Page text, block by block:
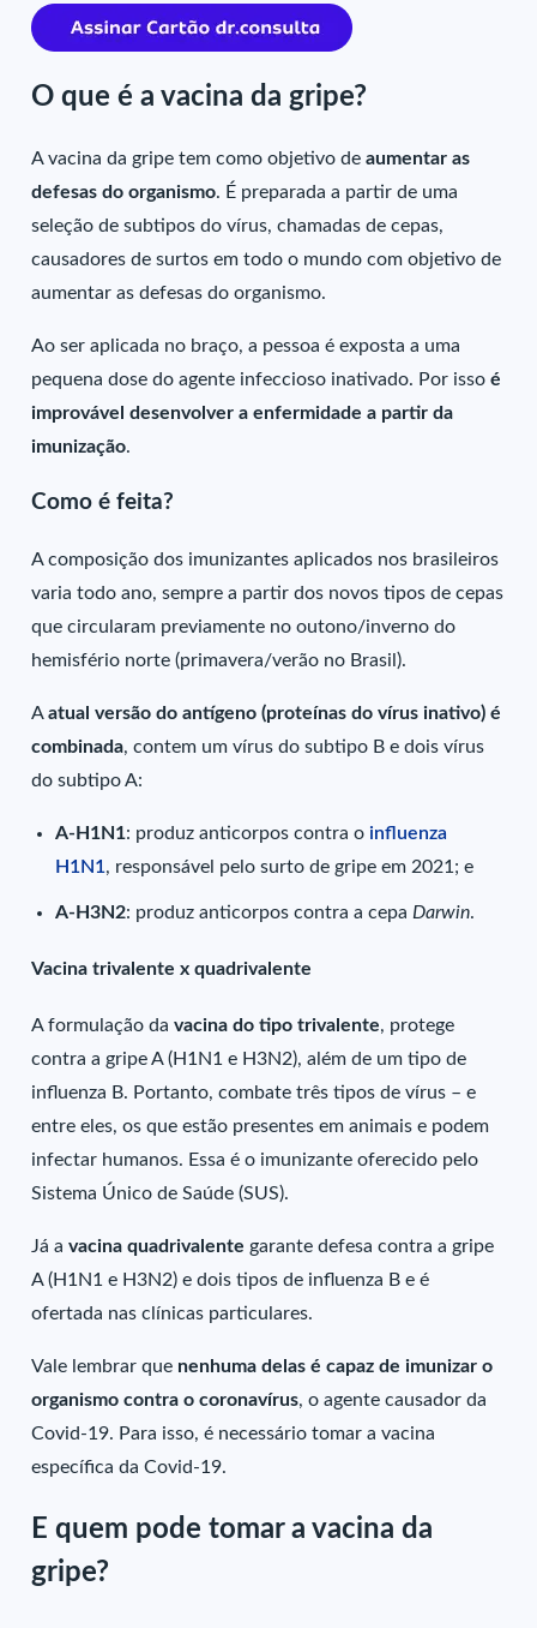
O que é a vacina da gripe?
A vacina da gripe tem como objetivo deaumentar as
defesas do organismo. É preparada a partir de uma
seleção de subtipos do vírus, chamadas de cepas,
causadores de surtos em todo o mundo com objetivo de
aumentar as defesas do organismo.
Ao ser aplicada no braço, a pessoa é exposta a uma
pequena dose do agente infeccioso inativado. Por issoé
improvável desenvolver a enfermidade a partir da
imunização.
Como é feita?
A composição dos imunizantes aplicados nos brasileiros
varia todo ano, sempre a partir dos novos tipos de cepas
que circularam previamente no outono/inverno do
hemisfério norte (primavera/verão no Brasil).
Aatual versão do antígeno (proteínas do vírus inativo) é
combinada, contem um vírus do subtipo B e dois vírus
do subtipo A:
A-H1N1: produz anticorpos contra o influenza
H1N1, responsável pelo surto de gripe em 2021; e
A-H3N2: produz anticorpos contra a cepa Darwin.
Vacina trivalente x quadrivalente
A formulação davacina do tipo trivalente, protege
contra a gripe A (H1N1 e H3N2), além de um tipo de
influenza B. Portanto, combate três tipos de vírus – e
entre eles, os que estão presentes em animais e podem
infectar humanos. Essa é o imunizante oferecido pelo
Sistema Único de Saúde (SUS).
Já avacina quadrivalentegarante defesa contra a gripe
A (H1N1 e H3N2) e dois tipos de influenza B e é
ofertada nas clínicas particulares.
Vale lembrar que nenhuma delas é capaz de imunizar o
organismo contra o coronavírus, o agente causador da
Covid-19. Para isso, é necessário tomar a vacina
específica da Covid-19.
E quem pode tomar a vacina da
gripe?